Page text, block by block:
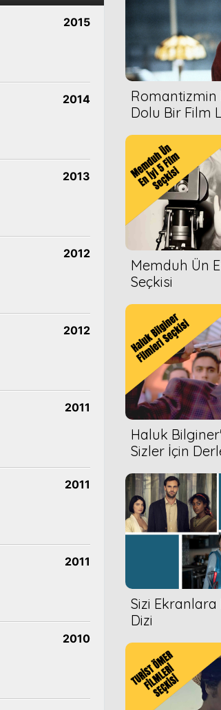
2015
2014
2013
2012
2012
2011
2011
2011
2010
Romantizmin
Dolu Bir Film
Memduh Ün
Seçkisi
Haluk
Sizler İçin
Sizi
Dizi